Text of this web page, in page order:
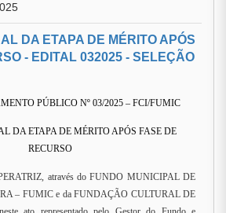
DA ETAPA DE MÉRITO APÓS
- EDITAL 032025 - SELEÇÃO
PÚBLICO Nº 03/2025 – FCI/FUMIC
DA ETAPA DE MÉRITO APÓS FASE DE
RECURSO
através do FUNDO MUNICIPAL DE
– FUMIC e da FUNDAÇÃO CULTURAL DE